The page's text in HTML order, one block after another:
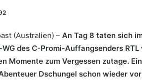
(Australien) – An Tag 8 taten sich
des C-Promi-Auffangsenders
Momente zum Vergessen zutage.
Dschungel schon wieder